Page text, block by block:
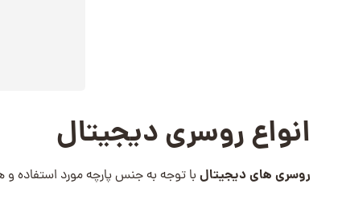
انواع روسری دیجیتال
روسری های دیجیتالبا توجه به جنس پارچه مورد استفاده و